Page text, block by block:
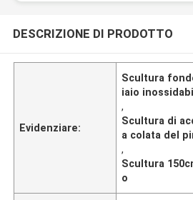
DESCRIZIONE DI PRODOTTO
Evidenziare:
Scultura
iaio
,
Scultura di
a colata del
,
Scultura
o